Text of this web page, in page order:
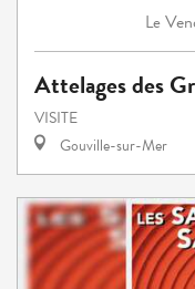
Le
Attelages des
VISITE
Gouville-sur-Mer